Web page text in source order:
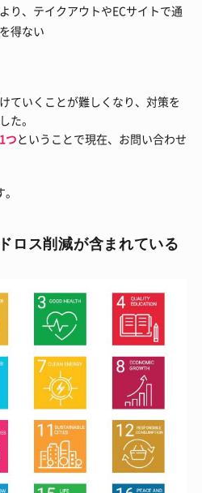
り、テイクアウトやECサイトで通
得ない
ていくことが難しくなり、対策を
た。
つということで現在、お問い合わせ
ロス削減が含まれている